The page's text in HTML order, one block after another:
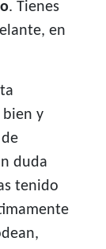
. Tienes
en
bien y
duda
tenido